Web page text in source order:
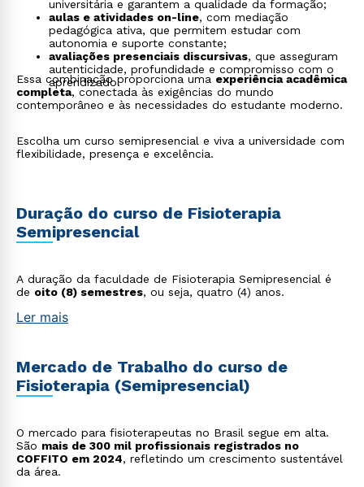
universitária e garantem a qualidade da formação;
aulas e atividades on-line, com mediação
pedagógica ativa, que permitem estudar com
autonomia e suporte constante;
avaliações presenciais discursivas, que asseguram
autenticidade, profundidade e compromisso com o
aprendizado.
Essa combinação proporciona uma experiência acadêmica
completa, conectada às exigências do mundo
contemporâneo e às necessidades do estudante moderno.
Escolha um curso semipresencial e viva a universidade com
flexibilidade, presença e excelência.
Duração do curso de Fisioterapia
Semipresencial
A duração da faculdade de Fisioterapia Semipresencial é
de oito (8) semestres, ou seja, quatro (4) anos.
Ler mais
Mercado de Trabalho do curso de
Fisioterapia (Semipresencial)
O mercado para fisioterapeutas no Brasil segue em alta.
São mais de 300 mil profissionais registrados no
COFFITO em 2024, refletindo um crescimento sustentável
da área.